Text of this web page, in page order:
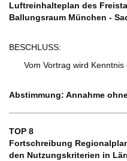
Luftreinhalteplan des
Ballungsraum München -
BESCHLUSS:
Vom Vortrag wird Kenntnis
Abstimmung: Annahme
TOP 8
Fortschreibung
den Nutzungskriterien in